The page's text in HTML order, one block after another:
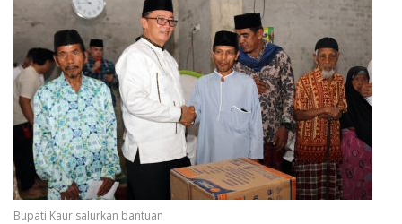
Bupati Kaur salurkan bantuan